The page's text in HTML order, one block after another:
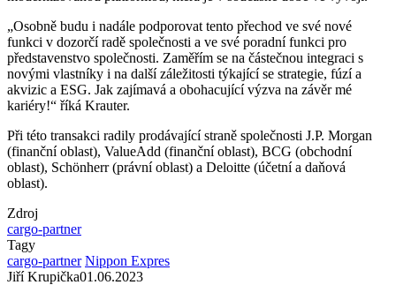
„Osobně budu i nadále podporovat tento přechod ve své nové
funkci v dozorčí radě společnosti a ve své poradní funkci pro
představenstvo společnosti. Zaměřím se na částečnou integraci s
novými vlastníky i na další záležitosti týkající se strategie, fúzí a
akvizic a ESG. Jak zajímavá a obohacující výzva na závěr mé
kariéry!“ říká Krauter.
Při této transakci radily prodávající straně společnosti J.P. Morgan
(finanční oblast), ValueAdd (finanční oblast), BCG (obchodní
oblast), Schönherr (právní oblast) a Deloitte (účetní a daňová
oblast).
Zdroj
cargo-partner
Tagy
cargo-partner Nippon Expres
Jiří Krupička01.06.2023